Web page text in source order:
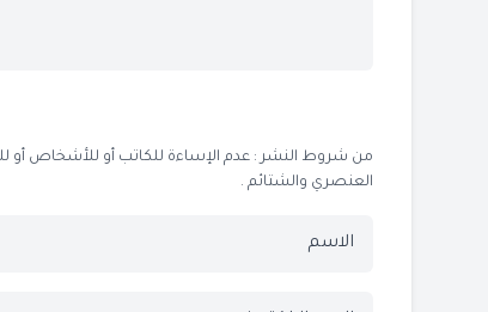
من شروط النشر : عدم الإساءة للكاتب أو للأشخاص أو
العنصري والشتائم .